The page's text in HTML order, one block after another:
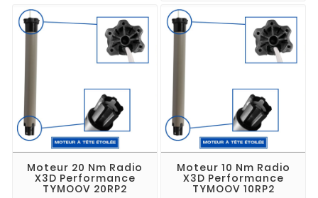
Moteur 20 Nm Radio
X3D Performance
TYMOOV 20RP2
Moteur 10 Nm Radio
X3D Performance
TYMOOV 10RP2